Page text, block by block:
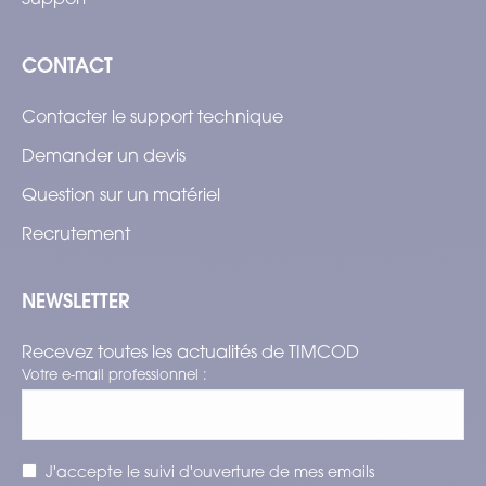
CONTACT
Contacter le support technique
Demander un devis
Question sur un matériel
Recrutement
NEWSLETTER
Recevez toutes les actualités de TIMCOD
Votre e-mail professionnel :
J'accepte le suivi d'ouverture de mes emails